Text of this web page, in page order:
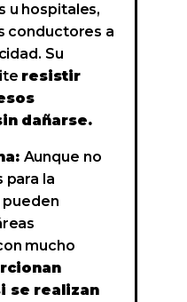
u hospitales,
conductores a
Su
resistir
dañarse.
Aunque no
para la
pueden
mucho
se realizan